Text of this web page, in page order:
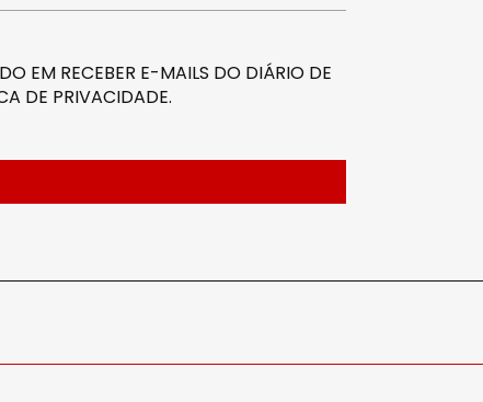
EM RECEBER E-MAILS DO DIÁRIO DE
DE PRIVACIDADE.